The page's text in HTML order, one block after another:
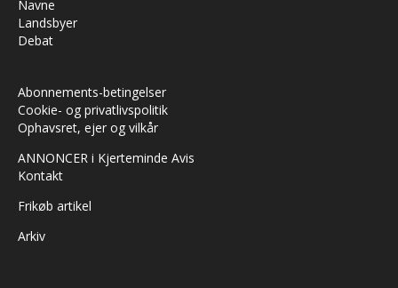
Navne
Landsbyer
Debat
Abonnements-betingelser
Cookie- og privatlivspolitik
Ophavsret, ejer og vilkår
ANNONCER i Kjerteminde Avis
Kontakt
Frikøb artikel
Arkiv